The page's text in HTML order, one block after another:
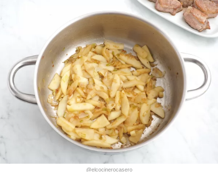
@elcocinerocasero